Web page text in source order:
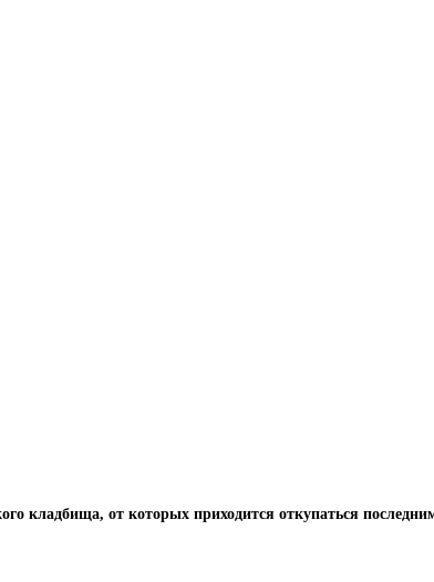
кладбища, от которых приходится откупаться